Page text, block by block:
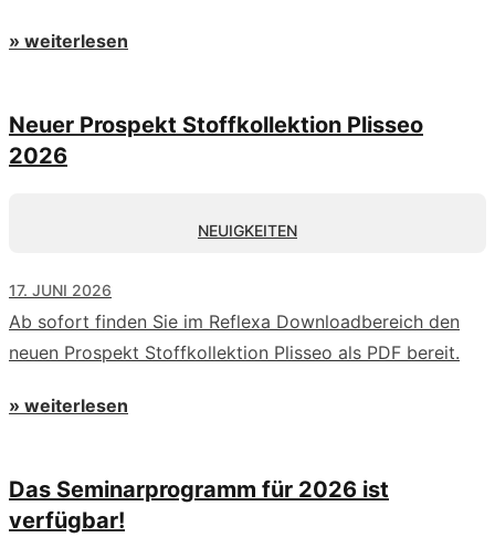
» weiterlesen
Neuer Prospekt Stoffkollektion Plisseo
2026
NEUIGKEITEN
17. JUNI 2026
Ab sofort finden Sie im Reflexa Downloadbereich den
neuen Prospekt Stoffkollektion Plisseo als PDF bereit.
» weiterlesen
Das Seminarprogramm für 2026 ist
verfügbar!